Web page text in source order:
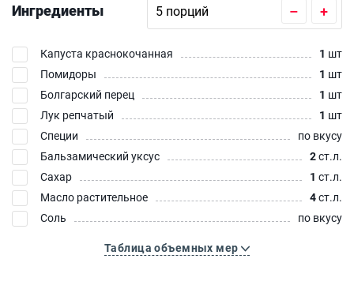
Ингредиенты – +
Капуста краснокочанная 1 шт
Помидоры
1 шт
Болгарский перец
1 шт
Лук репчатый
1 шт
Специи
по вкусу
Бальзамический уксус
2ст.л.
Сахар
1 ст.л.
Масло растительное
4ст.л.
Соль
по вкусу
Таблица объемных мер